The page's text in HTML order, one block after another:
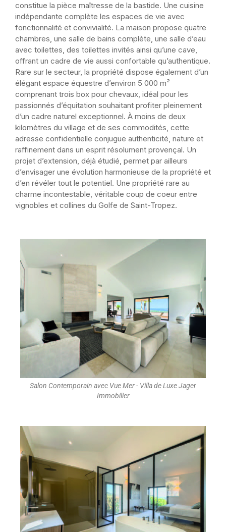
constitue la pièce maîtresse de la bastide. Une cuisine
indépendante complète les espaces de vie avec
fonctionnalité et convivialité. La maison propose quatre
chambres, une salle de bains complète, une salle d’eau
avec toilettes, des toilettes invités ainsi qu’une cave,
offrant un cadre de vie aussi confortable qu’authentique.
Rare sur le secteur, la propriété dispose également d’un
élégant espace équestre d’environ 5 000 m²
comprenant trois box pour chevaux, idéal pour les
passionnés d’équitation souhaitant profiter pleinement
d’un cadre naturel exceptionnel. À moins de deux
kilomètres du village et de ses commodités, cette
adresse confidentielle conjugue authenticité, nature et
raffinement dans un esprit résolument provençal. Un
projet d’extension, déjà étudié, permet par ailleurs
d’envisager une évolution harmonieuse de la propriété et
d’en révéler tout le potentiel. Une propriété rare au
charme incontestable, véritable coup de coeur entre
vignobles et collines du Golfe de Saint-Tropez.
Salon Contemporain avec Vue Mer - Villa de Luxe Jager
Immobilier